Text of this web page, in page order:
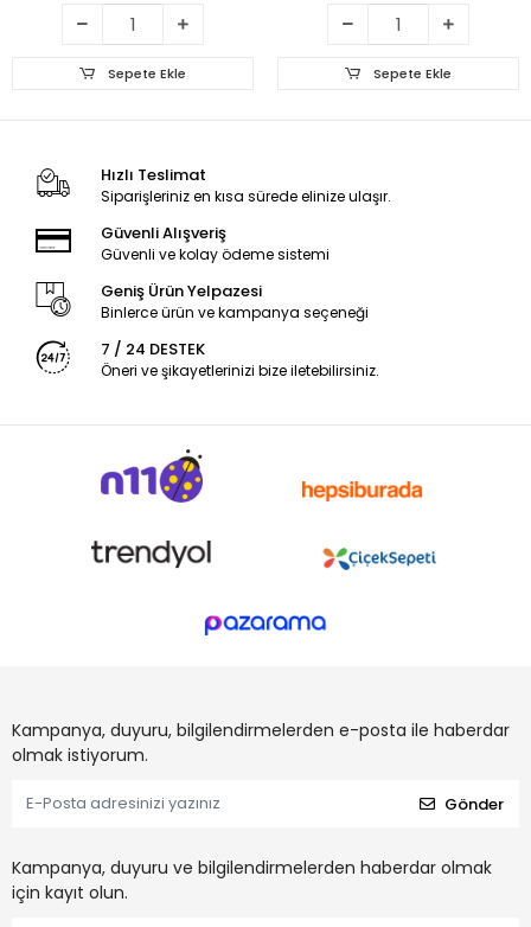
Sepete Ekle Sepete Ekle
Hızlı Teslimat
Siparişleriniz en kısa sürede elinize ulaşır.
Güvenli Alışveriş
Güvenli ve kolay ödeme sistemi
Geniş Ürün Yelpazesi
Binlerce ürün ve kampanya seçeneği
7 / 24 DESTEK
Öneri ve şikayetlerinizi bize iletebilirsiniz.
Kampanya, duyuru, bilgilendirmelerden e-posta ile haberdar
olmak istiyorum.
Gönder
Kampanya, duyuru ve bilgilendirmelerden haberdar olmak
için kayıt olun.